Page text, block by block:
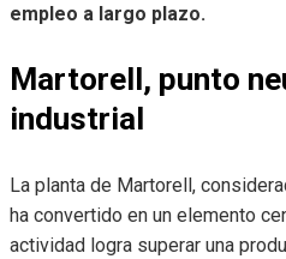
empleo a largo plazo.
Martorell, punto
industrial
La planta de Martorell,
ha convertido en un elemento
actividad logra superar una